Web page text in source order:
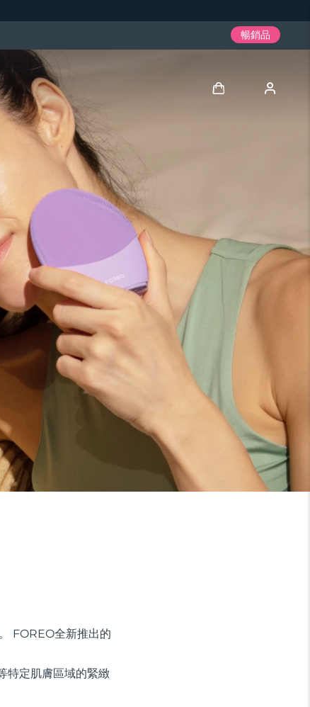
FOREO全新推出的
特定肌膚區域的緊緻
暢銷品
我的地址
我的訂閱